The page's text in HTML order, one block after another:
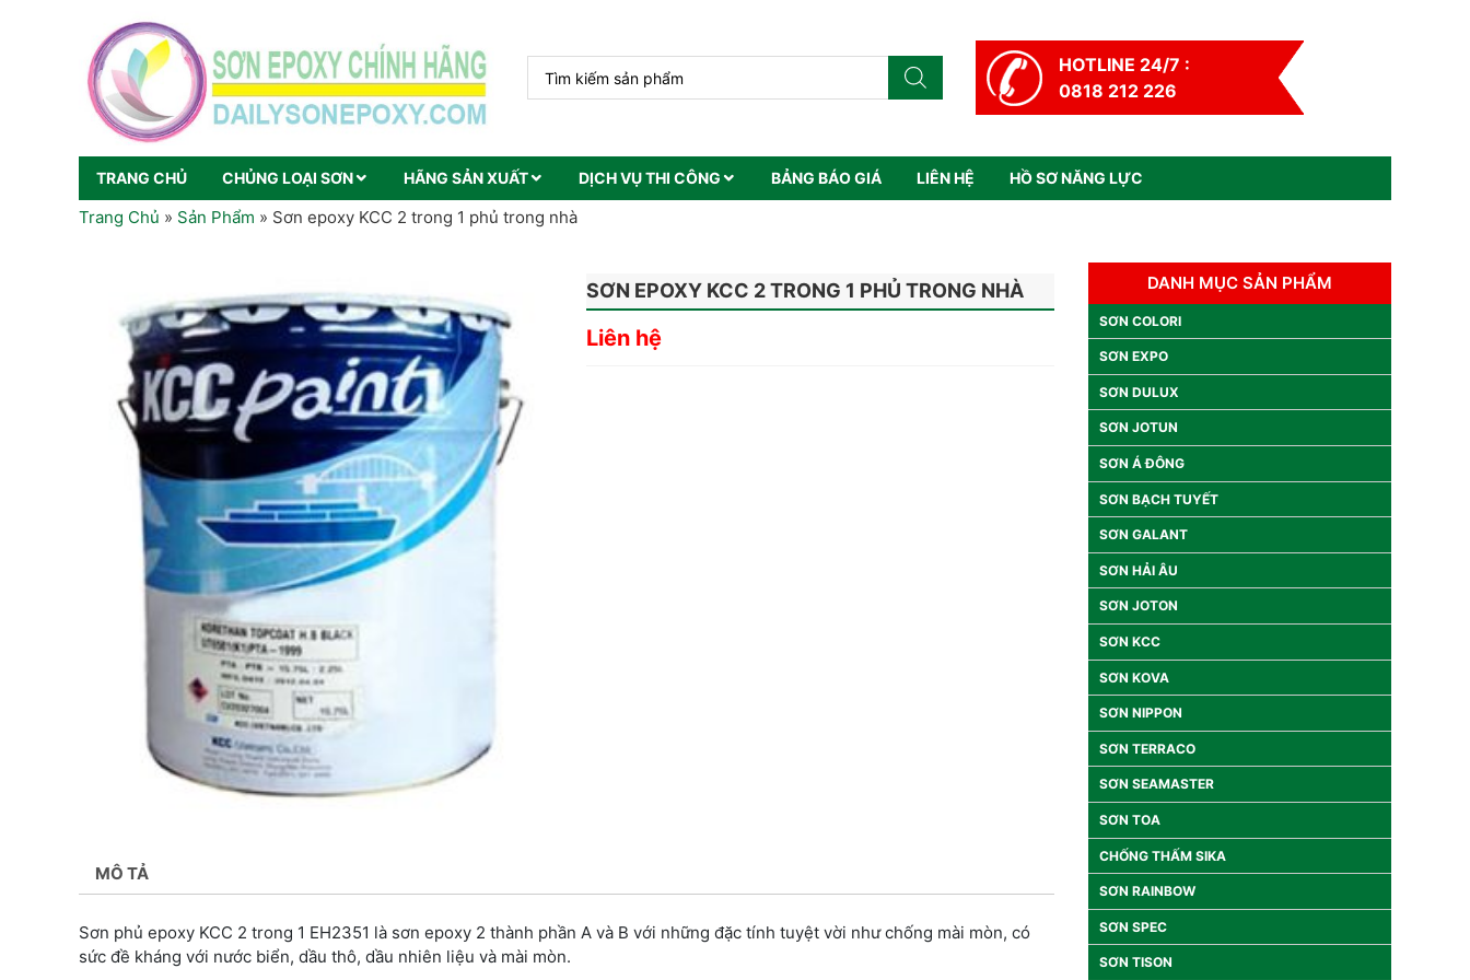
HOTLINE 24/7 :
0818 212 226
TRANG CHỦ CHỦNG LOẠI SƠN HÃNG SẢN XUẤT DỊCH VỤ THI CÔNG BẢNG BÁO GIÁ LIÊN HỆ HỒ SƠ NĂNG LỰC
Trang Chủ » Sản Phẩm » Sơn epoxy KCC 2 trong 1 phủ trong nhà
SƠN EPOXY KCC 2 TRONG 1 PHỦ TRONG NHÀ
Liên hệ
MÔ TẢ
Sơn phủ epoxy KCC 2 trong 1 EH2351 là sơn epoxy 2 thành phần A và B với những đặc tính tuyệt vời như chống mài mòn, có
sức đề kháng với nước biển, dầu thô, dầu nhiên liệu và mài mòn.
DANH MỤC SẢN PHẨM
SƠN COLORI
SƠN EXPO
SƠN DULUX
SƠN JOTUN
SƠN Á ĐÔNG
SƠN BẠCH TUYẾT
SƠN GALANT
SƠN HẢI ÂU
SƠN JOTON
SƠN KCC
SƠN KOVA
SƠN NIPPON
SƠN TERRACO
SƠN SEAMASTER
SƠN TOA
CHỐNG THẤM SIKA
SƠN RAINBOW
SƠN SPEC
SƠN TISON